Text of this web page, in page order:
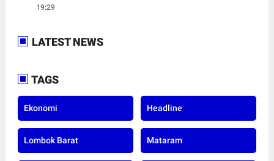
19:29
LATEST NEWS
TAGS
Ekonomi Headline
Lombok Barat Mataram